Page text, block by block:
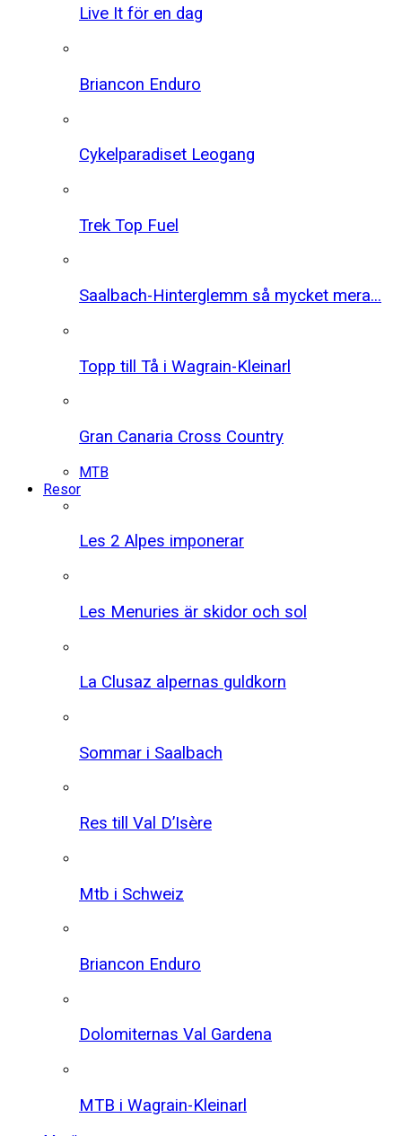
Live It för en dag
Briancon Enduro
Cykelparadiset Leogang
Trek Top Fuel
Saalbach-Hinterglemm så mycket mera...
Topp till Tå i Wagrain-Kleinarl
Gran Canaria Cross Country
MTB
Resor
Les 2 Alpes imponerar
Les Menuries är skidor och sol
La Clusaz alpernas guldkorn
Sommar i Saalbach
Res till Val D’Isère
Mtb i Schweiz
Briancon Enduro
Dolomiternas Val Gardena
MTB i Wagrain-Kleinarl